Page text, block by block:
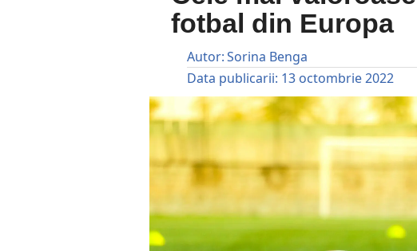
fotbal din Europa
Autor:Sorina Benga
Data publicarii: 13 octombrie 2022